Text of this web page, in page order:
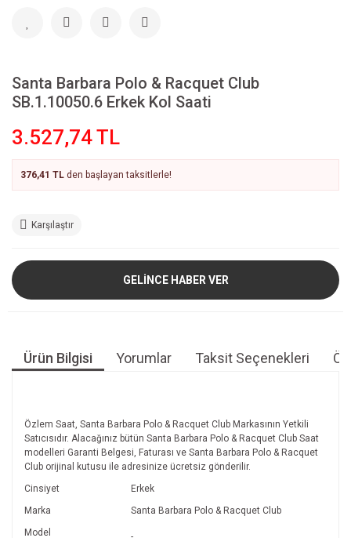
Santa Barbara Polo & Racquet Club
SB.1.10050.6 Erkek Kol Saati
3.527,74 TL
376,41 TL den başlayan taksitlerle!
Karşılaştır
GELİNCE HABER VER
Ürün Bilgisi Yorumlar Taksit Seçenekleri
Özlem Saat, Santa Barbara Polo & Racquet Club Markasının Yetkili
Satıcısıdır. Alacağınız bütün Santa Barbara Polo & Racquet Club Saat
modelleri Garanti Belgesi, Faturası ve Santa Barbara Polo & Racquet
Club orijinal kutusu ile adresinize ücretsiz gönderilir.
Cinsiyet
Erkek
Marka
Santa Barbara Polo & Racquet Club
Model